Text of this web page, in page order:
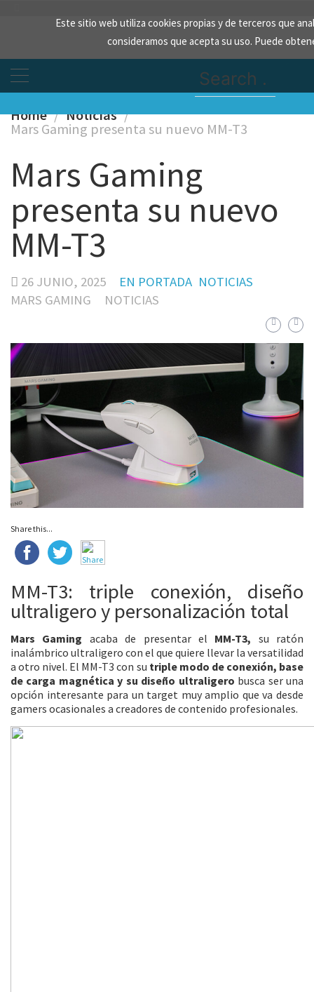
Este sitio web utiliza cookies propias y de terceros que
consideramos que acepta su uso. Puede
Search
for:
Home Noticias
Mars Gaming presenta su nuevo MM-T3
Mars Gaming
presenta su nuevo
MM-T3
26 JUNIO, 2025 EN PORTADA NOTICIAS
MARS GAMING
NOTICIAS
Share this...
MM-T3: triple conexión, diseño
ultraligero y personalización total
Mars Gaming acaba de presentar el MM-T3, su ratón
inalámbrico ultraligero con el que quiere llevar la versatilidad
a otro nivel. El MM-T3 con su triple modo de conexión, base
de carga magnética y su diseño ultraligero busca ser una
opción interesante para un target muy amplio que va desde
gamers ocasionales a creadores de contenido profesionales.